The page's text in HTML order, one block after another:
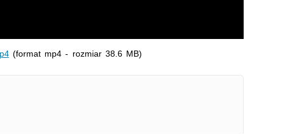
(format mp4 - rozmiar 38.6 MB)